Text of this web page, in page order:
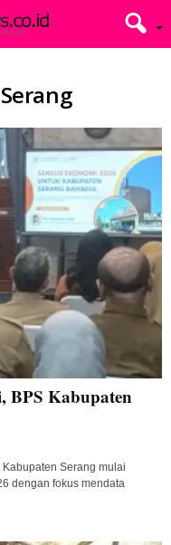
BPS Kabupaten
Serang mulai
dengan fokus mendata